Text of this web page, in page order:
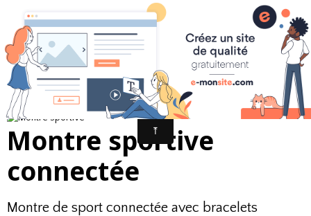
Avertissement : Des liens conduisant à des videos présentes sur Youtube
ou Dailymotion peuvent illustrer les danses répertoriées. Si une personne
présente sur l'une de ces vidéos ou ayant mis en ligne une de ces videos
en souhaite le retrait cela sera fait immédiatement.
Montre sportive
connectée
Montre de sport connectée avec bracelets